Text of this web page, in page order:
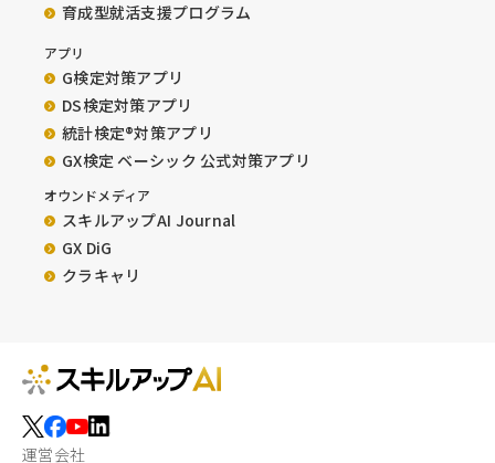
育成型就活支援プログラム
アプリ
G検定対策アプリ
DS検定対策アプリ
統計検定®︎対策アプリ
GX検定 ベーシック 公式対策アプリ
オウンドメディア
スキルアップAI Journal
GX DiG
クラキャリ
運営会社